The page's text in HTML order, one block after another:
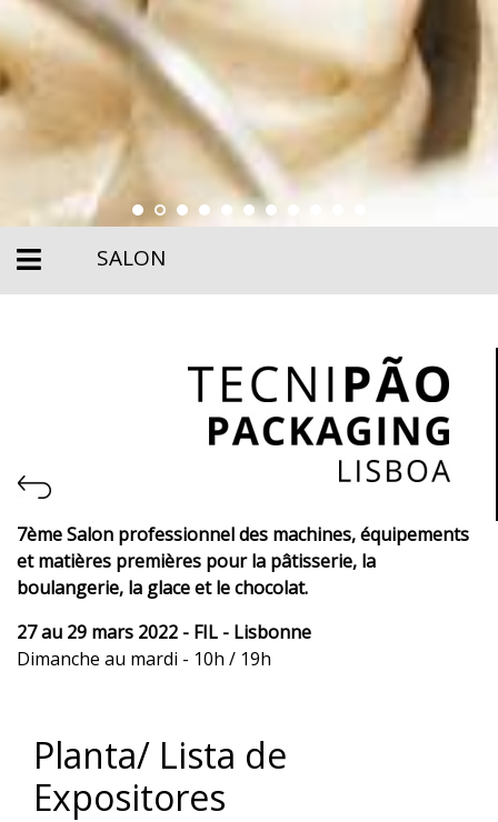
SALON
7ème Salon professionnel des machines, équipements
et matières premières pour la pâtisserie, la
boulangerie, la glace et le chocolat.
27 au 29 mars 2022 - FIL - Lisbonne
Dimanche au mardi - 10h / 19h
Planta/ Lista de
Expositores